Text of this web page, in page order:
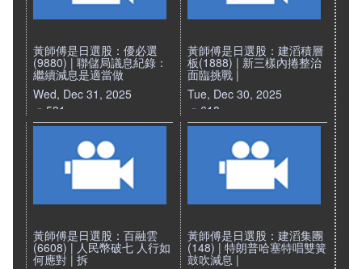
黃師傅是日選股：優必選
(9880) | 聯儲局議息紀錄：
繼續減息是適當做
Wed, Dec 31, 2025
531
黃師傅是日選股：建滔積層
板(1888) | 新三樣內捲整治
面臨挑戰 |
Tue, Dec 30, 2025
618
黃師傅是日選股：百融雲
(6608) | 人民幣破七 人行如
何應對 | 拆
黃師傅是日選股：建滔集團
(148) | 特朗普哈塞特唱雙簧
鼓吹減息 |